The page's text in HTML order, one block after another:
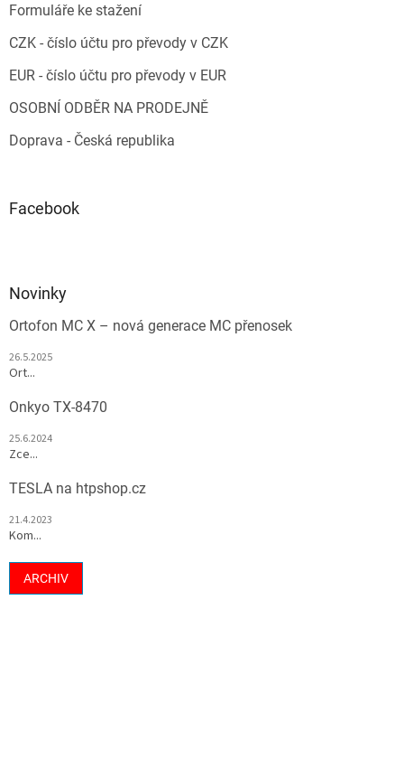
Formuláře ke stažení
CZK - číslo účtu pro převody v CZK
EUR - číslo účtu pro převody v EUR
OSOBNÍ ODBĚR NA PRODEJNĚ
Doprava - Česká republika
Facebook
Novinky
Ortofon MC X – nová generace MC přenosek
26.5.2025
Ort...
Onkyo TX-8470
25.6.2024
Zce...
TESLA na htpshop.cz
21.4.2023
Kom...
ARCHIV